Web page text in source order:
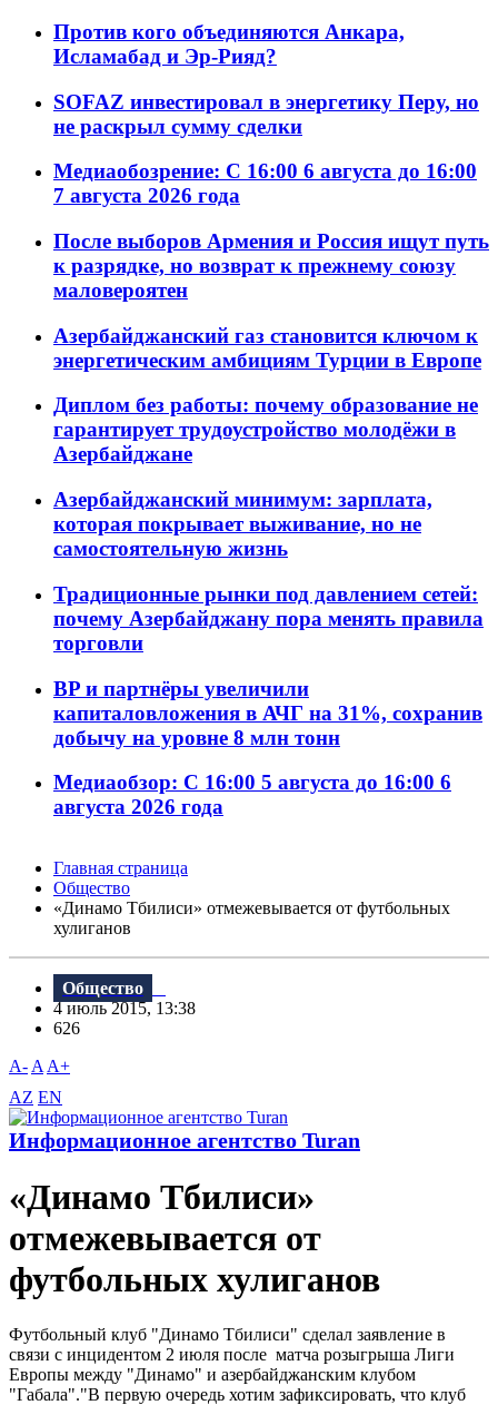
Против кого объединяются Анкара,
Исламабад и Эр-Рияд?
SOFAZ инвестировал в энергетику Перу, но
не раскрыл сумму сделки
Медиаобозрение: С 16:00 6 августа до 16:00
7 августа 2026 года
После выборов Армения и Россия ищут путь
к разрядке, но возврат к прежнему союзу
маловероятен
Азербайджанский газ становится ключом к
энергетическим амбициям Турции в Европе
Диплом без работы: почему образование не
гарантирует трудоустройство молодёжи в
Азербайджане
Азербайджанский минимум: зарплата,
которая покрывает выживание, но не
самостоятельную жизнь
Традиционные рынки под давлением сетей:
почему Азербайджану пора менять правила
торговли
BP и партнёры увеличили
капиталовложения в АЧГ на 31%, сохранив
добычу на уровне 8 млн тонн
Медиаобзор: С 16:00 5 августа до 16:00 6
августа 2026 года
Главная страница
Общество
«Динамо Тбилиси» отмежевывается от футбольных
хулиганов
Общество
4 июль 2015, 13:38
626
A- A A+
AZ EN
Информационное агентство Turan
«Динамо Тбилиси»
отмежевывается от
футбольных хулиганов
Футбольный клуб "Динамо Тбилиси" cделал заявление в
связи с инцидентом 2 июля после матча розыгрыша Лиги
Европы между "Динамо" и азербайджанским клубом
"Габала"."В первую очередь хотим зафиксировать, что клуб